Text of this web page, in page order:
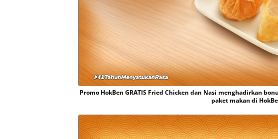
Promo HokBen GRATIS Fried Chicken dan Nasi menghadirkan
paket makan di